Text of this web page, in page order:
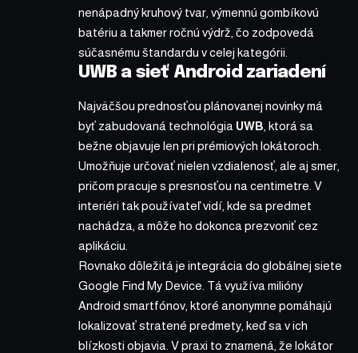
nenápadný kruhový tvar, výmennú gombíkovú
batériu a takmer ročnú výdrž, čo zodpovedá
súčasnému štandardu v celej kategórii.
UWB a sieť Android zariadení
Najväčšou prednosťou plánovanej novinky má
byť zabudovaná technológia UWB , ktorá sa
bežne objavuje len pri prémiových lokátoroch.
Umožňuje určovať nielen vzdialenosť, ale aj smer,
pričom pracuje s presnosťou na centimetre. V
interiéri tak používateľ vidí, kde sa predmet
nachádza, a môže ho dokonca prezvoniť cez
aplikáciu.
Rovnako dôležitá je integrácia do globálnej siete
Google Find My Device. Tá využíva milióny
Android smartfónov, ktoré anonymne pomáhajú
lokalizovať stratené predmety, keď sa v ich
blízkosti objavia. V praxi to znamená, že lokátor